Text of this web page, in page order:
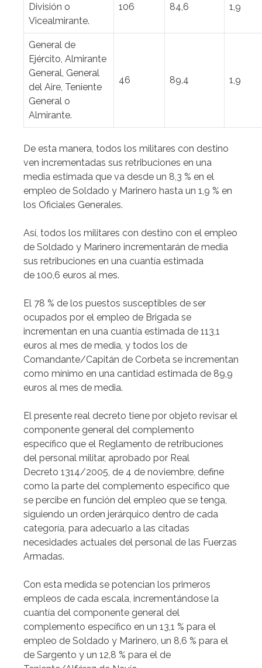
División o
Vicealmirante.
106 84,6 1,9
General de
Ejército, Almirante
General, General
del Aire, Teniente
General o
Almirante.
46 89,4 1,9
De esta manera, todos los militares con destino
ven incrementadas sus retribuciones en una
media estimada que va desde un 8,3 % en el
empleo de Soldado y Marinero hasta un 1,9 % en
los Oficiales Generales.
Así, todos los militares con destino con el empleo
de Soldado y Marinero incrementarán de media
sus retribuciones en una cuantía estimada
de 100,6 euros al mes.
El 78 % de los puestos susceptibles de ser
ocupados por el empleo de Brigada se
incrementan en una cuantía estimada de 113,1
euros al mes de media, y todos los de
Comandante/Capitán de Corbeta se incrementan
como mínimo en una cantidad estimada de 89,9
euros al mes de media.
El presente real decreto tiene por objeto revisar el
componente general del complemento
específico que el Reglamento de retribuciones
del personal militar, aprobado por Real
Decreto 1314/2005, de 4 de noviembre, define
como la parte del complemento específico que
se percibe en función del empleo que se tenga,
siguiendo un orden jerárquico dentro de cada
categoría, para adecuarlo a las citadas
necesidades actuales del personal de las Fuerzas
Armadas.
Con esta medida se potencian los primeros
empleos de cada escala, incrementándose la
cuantía del componente general del
complemento específico en un 13,1 % para el
empleo de Soldado y Marinero, un 8,6 % para el
de Sargento y un 12,8 % para el de